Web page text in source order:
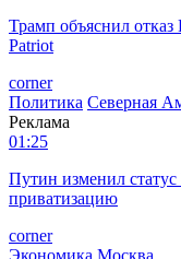
Трамп объяснил
Patriot
corner
Политика Северная
Реклама
01:25
Путин изменил
приватизацию
corner
Экономика Москва